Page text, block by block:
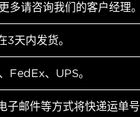
请咨询我们的客户经理。
3天内发货。
FedEx、UPS。
子邮件等方式将快递运单号